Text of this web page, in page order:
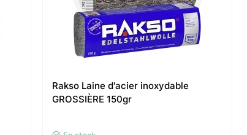
Rakso Laine d'acier inoxydable
GROSSIÈRE 150gr